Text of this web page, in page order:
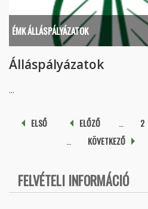
ÉMK ÁLLÁSPÁLYÁZATOK
Álláspályázatok
...
Oldalak
ELSŐ ELŐZŐ 2
KÖVETKEZŐ
FELVÉTELI INFORMÁCIÓ